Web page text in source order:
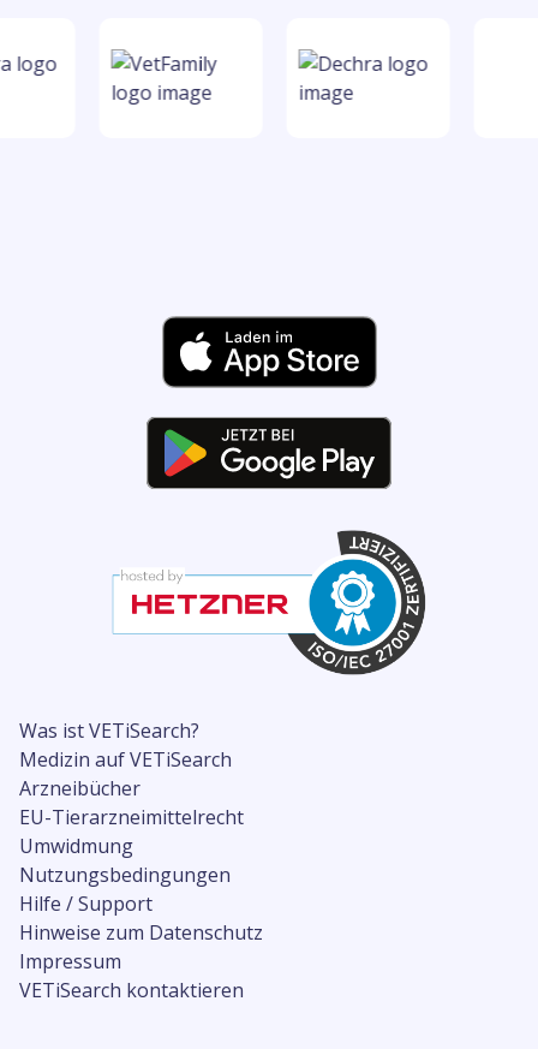
Was ist VETiSearch?
Medizin auf VETiSearch
Arzneibücher
EU-Tierarzneimittelrecht
Umwidmung
Nutzungsbedingungen
Hilfe / Support
Hinweise zum Datenschutz
Impressum
VETiSearch kontaktieren